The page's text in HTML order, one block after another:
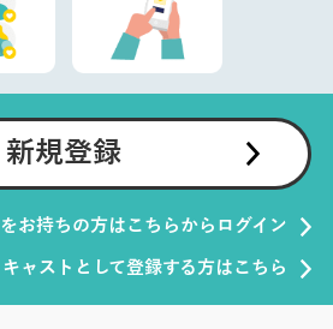
新規登録
お持ちの方はこちらからログイン
キャストとして登録する方はこちら